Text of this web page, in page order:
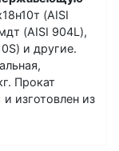
(AISI
(AISI 904L),
и другие.
Прокат
изготовлен из